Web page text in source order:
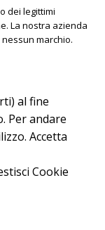
dei legittimi
La nostra azienda
marchio.
al fine
Per andare
Accetta
Cookie